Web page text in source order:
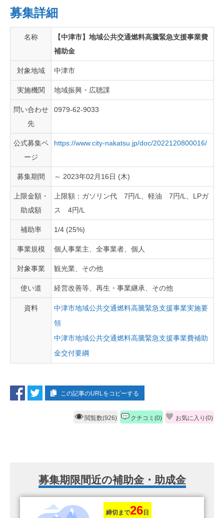
募集詳細
名称
【中津市】地域公共交通燃料高騰緊急支援事業費
補助金
対象地域 中津市
実施機関 地域振興・広聴課
問い合わせ
先
0979-62-9033
公式募集ペ
ージ
https://www.city-nakatsu.jp/doc/2022120800016/
募集期間 ～ 2023年02月16日 (木)
上限金額・
助成額
上限額：ガソリン代 7円/L、軽油 7円/L、LPガ
ス 4円/L
補助率 1/4 (25%)
事業規模 個人事業主、全事業者、個人
対象事業 観光業、その他
使い道 経営改善等、再生・事業継承、その他
資料
中津市地域公共交通燃料高騰緊急支援事業実施要
領
中津市地域公共交通燃料高騰緊急支援事業費補助
金交付要綱
この記事のURLをコピーする
閲覧数(926) クチコミ(0) お気に入り(0)
募集期限間近の補助金・助成金
締切まで26 日